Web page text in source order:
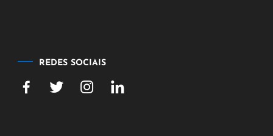
REDES SOCIAIS